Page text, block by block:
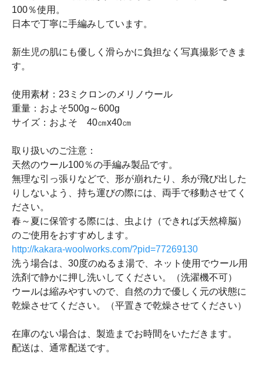
100％使用。
日本で丁寧に手編みしています。
新生児の肌にも優しく滑らかに負担なく写真撮影できま
す。
使用素材：23ミクロンのメリノウール
重量：およそ500g～600g
サイズ：およそ 40㎝x40㎝
取り扱いのご注意：
天然のウール100％の手編み製品です。
無理な引っ張りなどで、形が崩れたり、糸が飛び出した
りしないよう、持ち運びの際には、両手で移動させてく
ださい。
春～夏に保管する際には、虫よけ（できれば天然樟脳）
のご使用をおすすめします。
http://kakara-woolworks.com/?pid=77269130
洗う場合は、30度のぬるま湯で、ネット使用でウール用
洗剤で静かに押し洗いしてください。（洗濯機不可）
ウールは縮みやすいので、自然の力で優しく元の状態に
乾燥させてください。（平置きで乾燥させてください）
在庫のない場合は、製造までお時間をいただきます。
配送は、通常配送です。